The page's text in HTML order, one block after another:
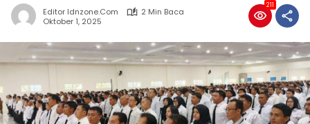
Editor Idnzone.com
2 Min Baca
Oktober 1, 2025
211